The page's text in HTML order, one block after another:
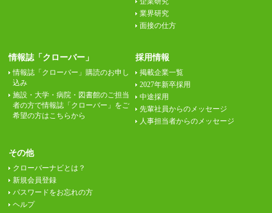
業界研究
面接の仕方
情報誌「クローバー」
情報誌「クローバー」購読のお申し
込み
施設・大学・病院・図書館のご担当
者の方で情報誌「クローバー」をご
希望の方はこちらから
採用情報
掲載企業一覧
2027年新卒採用
中途採用
先輩社員からのメッセージ
人事担当者からのメッセージ
その他
クローバーナビとは？
新規会員登録
パスワードをお忘れの方
ヘルプ